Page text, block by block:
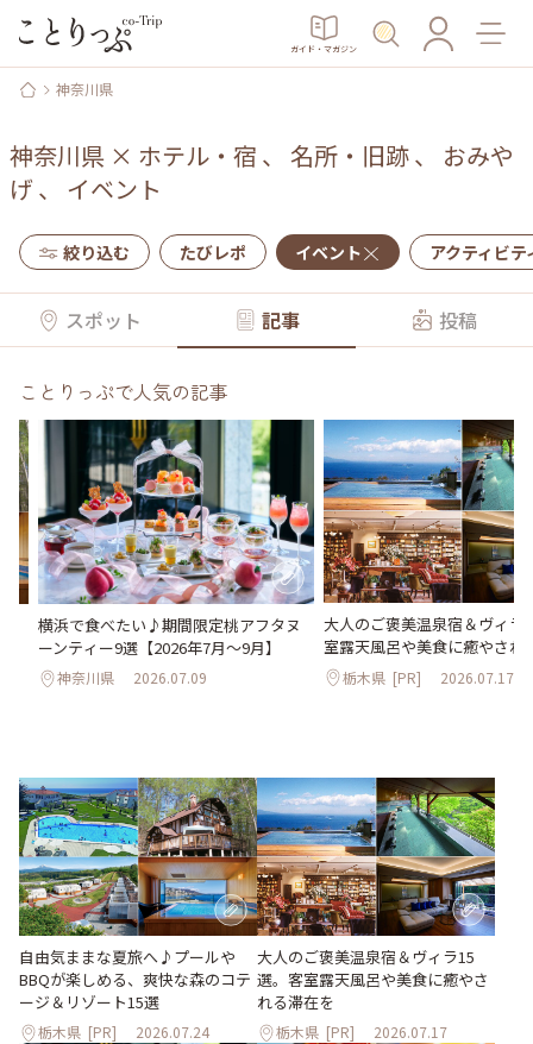
ガイド・マガジン
神奈川県
神奈川県 × ホテル・宿 、 名所・旧跡、 おみや
げ 、 イベント
絞り込む たびレポ イベント アクティビテ
スポット 記事 投稿
ことりっぷで人気の記事
横浜で食べたい♪期間限定桃アフタヌ
ーンティー9選【2026年7月～9月】
神奈川県 2026.07.09
大人のご褒美温泉宿＆ヴィラ
室露天風呂や美食に癒やされ
栃木県 [PR] 2026.07.17
自由気ままな夏旅へ♪プールや
BBQが楽しめる、爽快な森のコテ
ージ＆リゾート15選
栃木県 [PR] 2026.07.24
大人のご褒美温泉宿＆ヴィラ15
選。客室露天風呂や美食に癒やさ
れる滞在を
栃木県 [PR] 2026.07.17